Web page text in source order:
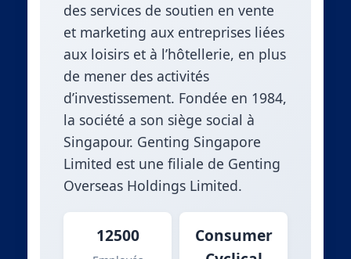
des services de soutien en vente
et marketing aux entreprises liées
aux loisirs et à l’hôtellerie, en plus
de mener des activités
d’investissement. Fondée en 1984,
la société a son siège social à
Singapour. Genting Singapore
Limited est une filiale de Genting
Overseas Holdings Limited.
12500
Consumer